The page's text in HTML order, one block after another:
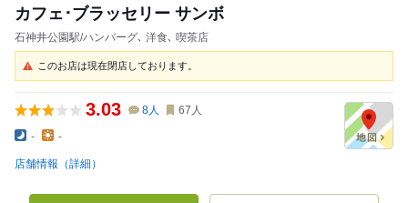
カフェ･ブラッセリー サンボ
石神井公園駅/ハンバーグ､ 洋食､ 喫茶店
このお店は現在閉店しております。
3.03 8人 67 人
- -
店舗情報（詳細）